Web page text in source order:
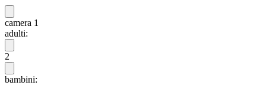
camera 1
adulti:
2
bambini: